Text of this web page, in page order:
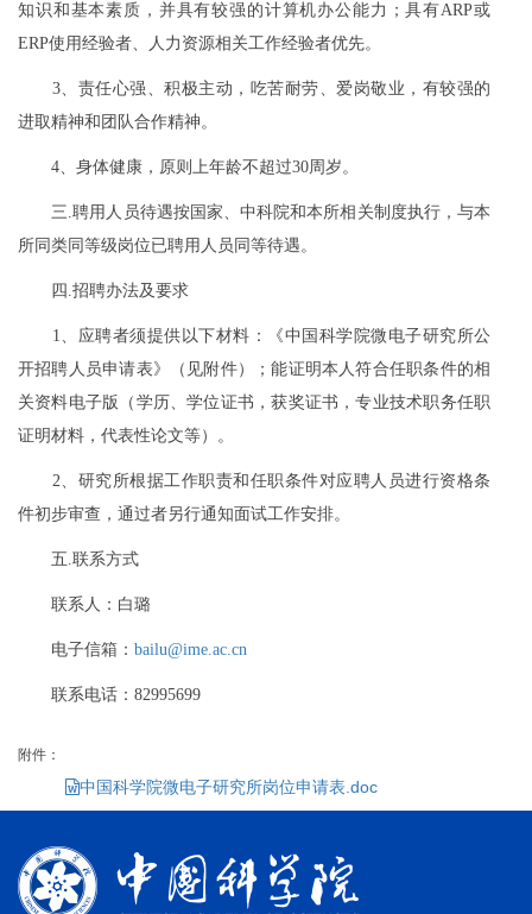
知识和基本素质，并具有较强的计算机办公能力；具有ARP或
ERP使用经验者、人力资源相关工作经验者优先。
3、责任心强、积极主动，吃苦耐劳、爱岗敬业，有较强的
进取精神和团队合作精神。
4、身体健康，原则上年龄不超过30周岁。
三.聘用人员待遇按国家、中科院和本所相关制度执行，与本
所同类同等级岗位已聘用人员同等待遇。
四.招聘办法及要求
1、应聘者须提供以下材料：《中国科学院微电子研究所公
开招聘人员申请表》（见附件）；能证明本人符合任职条件的相
关资料电子版（学历、学位证书，获奖证书，专业技术职务任职
证明材料，代表性论文等）。
2、研究所根据工作职责和任职条件对应聘人员进行资格条
件初步审查，通过者另行通知面试工作安排。
五.联系方式
联系人：白璐
电子信箱： bailu@ime.ac.cn
联系电话：82995699
附件：
中国科学院微电子研究所岗位申请表.doc